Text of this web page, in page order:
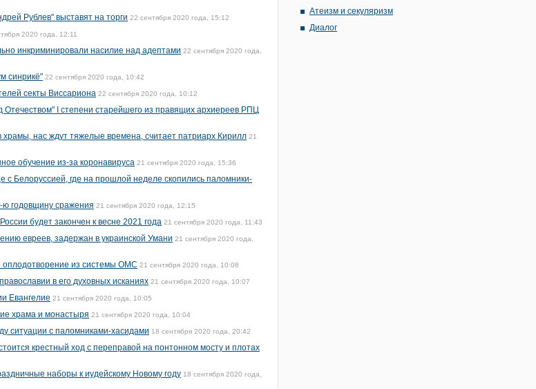
Рублев" выставят на торги 22 сентября 2020 года, 15:12
2020 года, 12:11
инкриминировали насилие над адептами 22 сентября 2020 года,
синрикё" 22 сентября 2020 года, 10:42
секты Виссариона 22 сентября 2020 года, 10:12
Отечеством" I степени старейшего из правящих архиереев РПЦ
храмы, нас ждут тяжелые времена, считает патриарх Кирилл 21
обучение из-за коронавируса 21 сентября 2020 года, 15:36
с Белоруссией, где на прошлой неделе скопились паломники-
ю годовщину сражения 21 сентября 2020 года, 12:15
будет закончен к весне 2021 года 21 сентября 2020 года, 11:43
евреев, задержан в украинской Умани 21 сентября 2020 года,
оплодотворение из системы ОМС 21 сентября 2020 года, 10:08
в его духовных исканиях 21 сентября 2020 года, 10:07
Евангелие 21 сентября 2020 года, 10:05
храма и монастыря 21 сентября 2020 года, 10:04
ситуации с паломниками-хасидами 18 сентября 2020 года, 20:42
крестный ход с переправой на понтонном мосту и плотах
наборы к иудейскому Новому году 18 сентября 2020 года,
Атеизм и секуляризм
Диалог